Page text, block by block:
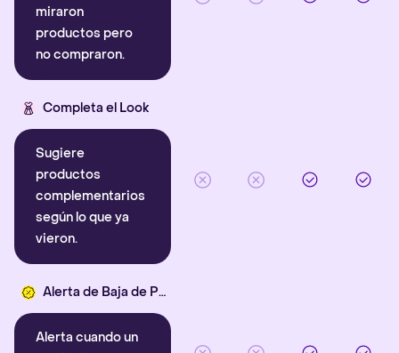
miraron
productos pero
no compraron.
Completa el Look
Sugiere
productos
complementarios
según lo que ya
vieron.
Alerta de Baja de Precio
Alerta cuando un